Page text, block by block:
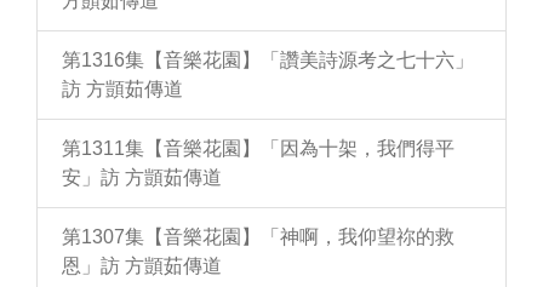
第1316集【音樂花園】「讚美詩源考之七十六」
訪 方顗茹傳道
第1311集【音樂花園】「因為十架，我們得平
安」訪 方顗茹傳道
第1307集【音樂花園】「神啊，我仰望祢的救
恩」訪 方顗茹傳道